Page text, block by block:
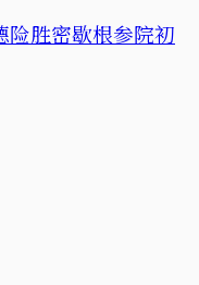
险胜密歇根参院初